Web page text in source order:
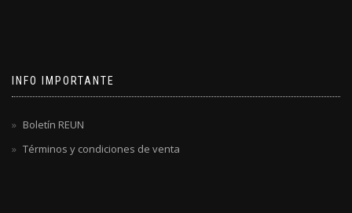
INFO IMPORTANTE
Boletín REUN
Términos y condiciones de venta